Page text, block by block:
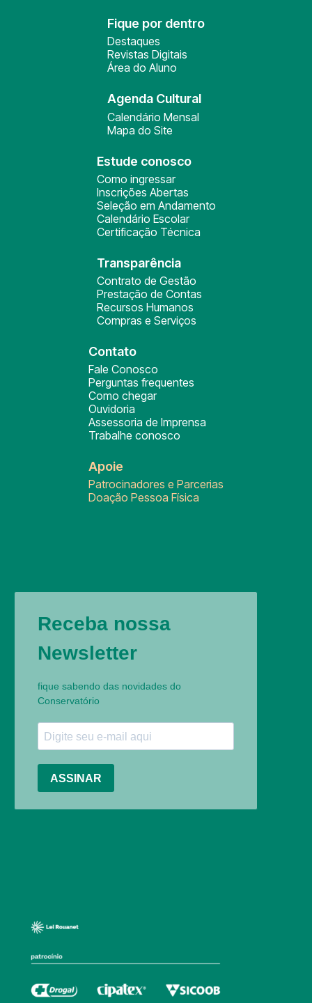
Fique por dentro
Destaques
Revistas Digitais
Área do Aluno
Agenda Cultural
Calendário Mensal
Mapa do Site
Estude conosco
Como ingressar
Inscrições Abertas
Seleção em Andamento
Calendário Escolar
Certificação Técnica
Transparência
Contrato de Gestão
Prestação de Contas
Recursos Humanos
Compras e Serviços
Contato
Fale Conosco
Perguntas frequentes
Como chegar
Ouvidoria
Assessoria de Imprensa
Trabalhe conosco
Apoie
Patrocinadores e Parcerias
Doação Pessoa Física